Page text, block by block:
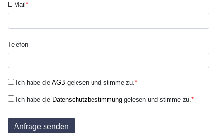
E-Mail *
Telefon
Ich habe die AGB gelesen und stimme zu.*
Ich habe die Datenschutzbestimmung gelesen und stimme zu.*
Anfrage senden